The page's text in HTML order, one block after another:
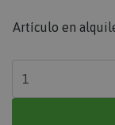
Artículo en